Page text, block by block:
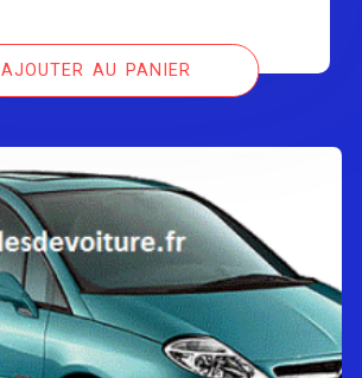
AJOUTER AU PANIER